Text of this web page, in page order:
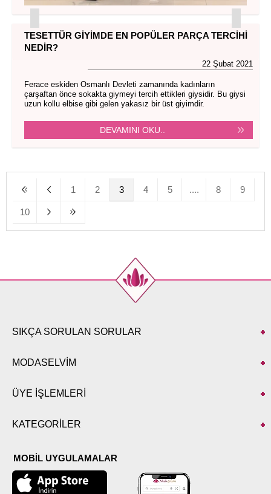
TESETTÜR GIYIMDE EN POPÜLER PARÇA TERCIHI
NEDIR?
22 Şubat 2021
Ferace eskiden Osmanlı Devleti zamanında kadınların
çarşaftan önce sokakta giymeyi tercih ettikleri giysidir. Bu giysi
uzun kollu elbise gibi gelen yakasız bir üst giyimdir.
DEVAMINI OKU..
1 2 3 4 5 .... 8 9
10
SIKÇA SORULAN SORULAR
MODASELVİM
ÜYE İŞLEMLERİ
KATEGORİLER
MOBİL UYGULAMALAR